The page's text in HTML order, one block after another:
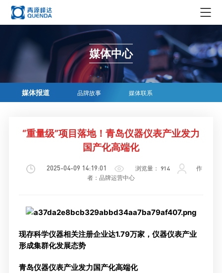
领导简介
发展历程
青源峰达AI智能体
集团新闻
企业生态
投资
文化
企业文化
在线商务
人才理念
人才招聘
联系我们
媒体中心
媒体报道 品牌故事 媒体联系
“重量级”项目落地！青岛仪器仪表产业发力
国产化高端化
2025-04-09 14:19:01 浏览量： 914
作
者：品牌运营中心
现存科学仪器相关注册企业达1.79万家，仪器仪表产业
形成集群化发展态势
青岛仪器仪表产业发力国产化高端化